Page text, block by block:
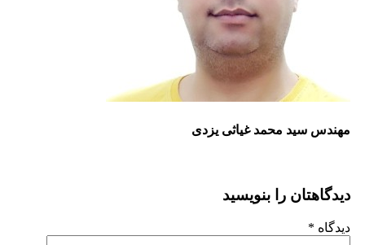
مهندس سید محمد غیاثی یزدی
دیدگاهتان را بنویسید
دیدگاه *